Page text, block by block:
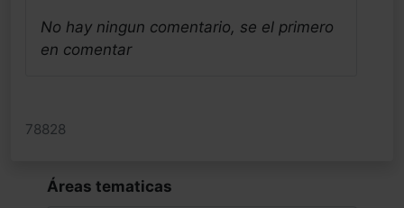
diagnosticado a los fumadores como
enfermos. Por lo tanto no creo que nos
Sevilla
Médico - España
No hay ningun comentario, se el primero
en comentar
78828
Áreas tematicas